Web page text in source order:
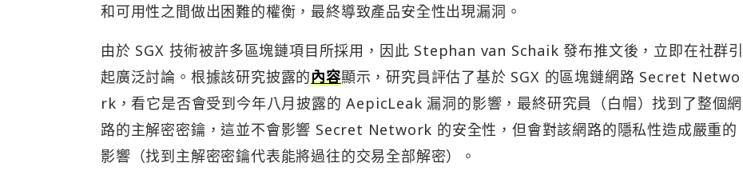
和可用性之間做出困難的權衡，最終導致產品安全性出現漏洞。
由於 SGX 技術被許多區塊鏈項目所採用，因此 Stephan van Schaik 發布推文後，立即在社群引
起廣泛討論。根據該研究披露的內容顯示，研究員評估了基於 SGX 的區塊鏈網路 Secret Netwo
rk，看它是否會受到今年八月披露的 AepicLeak 漏洞的影響，最終研究員（白帽）找到了整個網
路的主解密密鑰，這並不會影響 Secret Network 的安全性，但會對該網路的隱私性造成嚴重的
影響（找到主解密密鑰代表能將過往的交易全部解密）。